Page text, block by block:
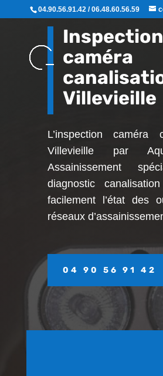
04.90.56.91.42 / 06.48.60.56.59
Inspection
caméra
Villevieille
L’inspection caméra
Villevieille par
Assainissement
diagnostic
facilement l’état des
réseaux
04 90 56 91 42